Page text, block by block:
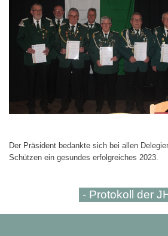
Der Präsident bedankte sich bei allen
Schützen ein gesundes erfolgreiches 2023.